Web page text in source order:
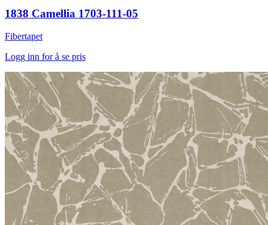
1838 Camellia 1703-111-05
Fibertapet
Logg inn for å se pris